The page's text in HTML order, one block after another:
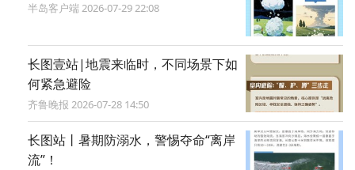
半岛客户端 2026-07-29 22:08
长图壹站|地震来临时，不同场景下如
何紧急避险
齐鲁晚报 2026-07-28 14:50
长图站丨暑期防溺水，警惕夺命“离岸
流”！